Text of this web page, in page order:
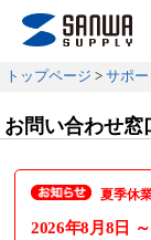
トップページ > サポー
お問い合わせ窓
夏季休
2026年8月8日